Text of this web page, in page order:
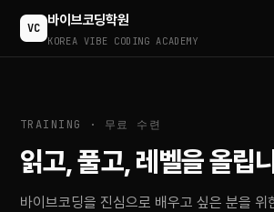
VC 바이브코딩학원
KOREA VIBE CODING ACADEMY
TRAINING · 무료 수련
읽고, 풀고, 레벨을 올립
바이브코딩을 진심으로 배우고 싶은 분을 위